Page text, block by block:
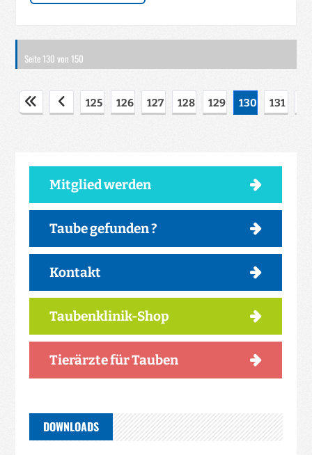
Seite 130 von 150
125 126 127 128 129 130 131
Mitglied werden
Taube gefunden ?
Kontakt
Taubenklinik-Shop
Tierärzte für Tauben
DOWNLOADS